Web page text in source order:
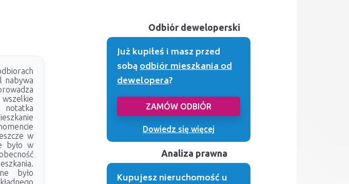
nabywa
w
było w
było
Odbiór deweloperski
Już kupiłeś i masz przed
sobąodbiór mieszkania od
dewelopera?
ZAMÓW ODBIÓR
Dowiedz się więcej
Analiza prawna
Kupujesz nieruchomość u